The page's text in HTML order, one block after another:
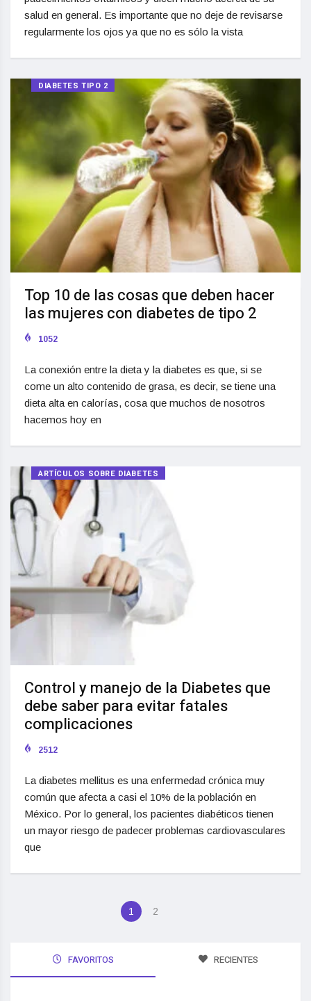
salud en general. Es importante que no deje de revisarse
regularmente los ojos ya que no es sólo la vista
DIABETES TIPO 2
Top 10 de las cosas que deben hacer
las mujeres con diabetes de tipo 2
1052
La conexión entre la dieta y la diabetes es que, si se
come un alto contenido de grasa, es decir, se tiene una
dieta alta en calorías, cosa que muchos de nosotros
hacemos hoy en
ARTÍCULOS SOBRE DIABETES
Control y manejo de la Diabetes que
debe saber para evitar fatales
complicaciones
2512
La diabetes mellitus es una enfermedad crónica muy
común que afecta a casi el 10% de la población en
México. Por lo general, los pacientes diabéticos tienen
un mayor riesgo de padecer problemas cardiovasculares
que
1 2
FAVORITOS RECIENTES